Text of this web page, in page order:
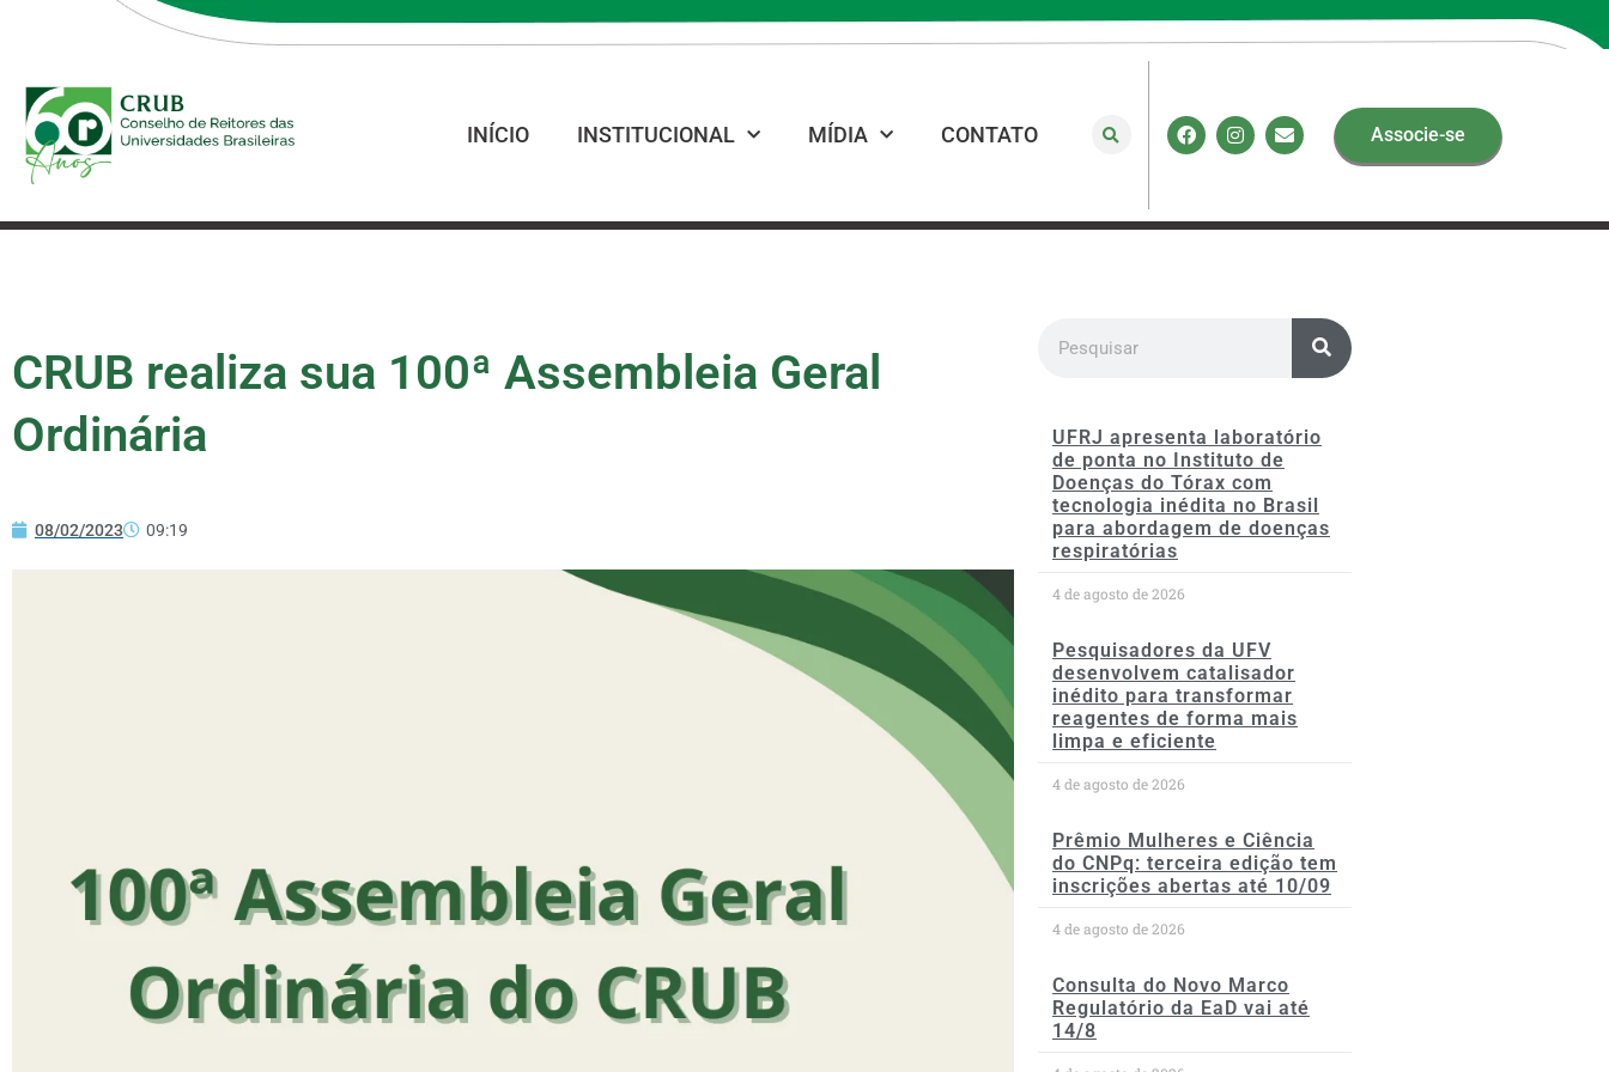
INÍCIO INSTITUCIONAL MÍDIA CONTATO Associe-se
CRUB realiza sua 100ª Assembleia Geral
Ordinária
08/02/2023 09:19
UFRJ apresenta laboratório
de ponta no Instituto de
Doenças do Tórax com
tecnologia inédita no Brasil
para abordagem de doenças
respiratórias
4 de agosto de 2026
Pesquisadores da UFV
desenvolvem catalisador
inédito para transformar
reagentes de forma mais
limpa e eficiente
4 de agosto de 2026
Prêmio Mulheres e Ciência
do CNPq: terceira edição tem
inscrições abertas até 10/09
4 de agosto de 2026
Consulta do Novo Marco
Regulatório da EaD vai até
14/8